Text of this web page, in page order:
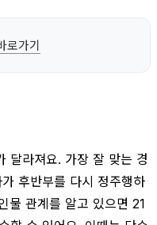
로가기
달라져요. 가장 잘 맞는 경
후반부를 다시 정주행하
물 관계를 알고 있으면 21